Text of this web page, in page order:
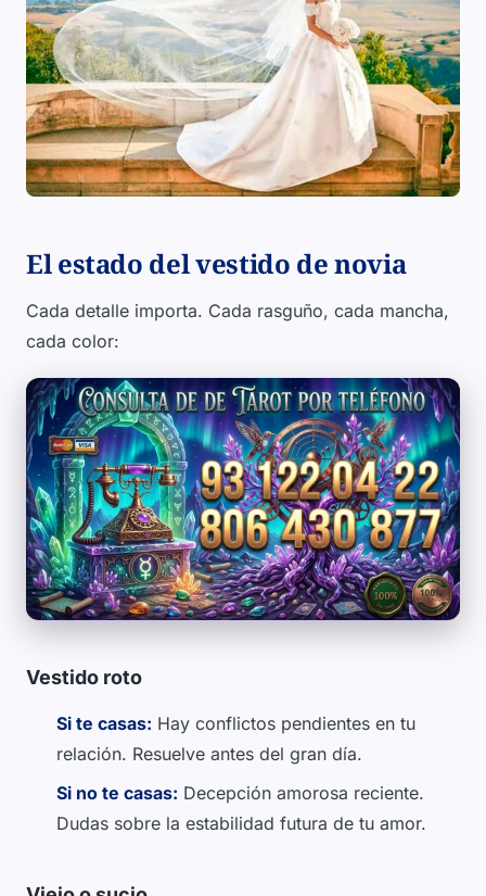
El estado del vestido de novia
Cada detalle importa. Cada rasguño, cada mancha,
cada color:
Vestido roto
Si te casas: Hay conflictos pendientes en tu
relación. Resuelve antes del gran día.
Si no te casas: Decepción amorosa reciente.
Dudas sobre la estabilidad futura de tu amor.